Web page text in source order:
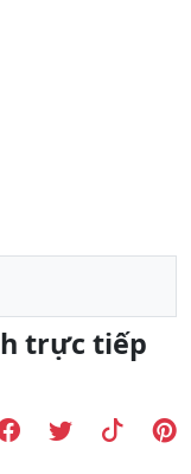
trực tiếp